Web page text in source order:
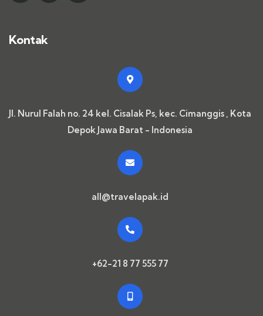
Kontak
Jl. Nurul Falah no. 24 kel. Cisalak Ps, kec. Cimanggis , Kota
Depok Jawa Barat - Indonesia
all@travelapak.id
+62-21 8 77 555 77